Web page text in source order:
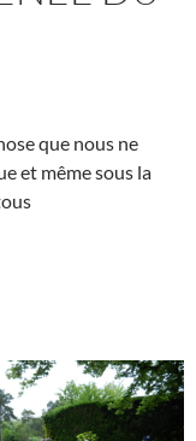
que nous ne
et même sous la